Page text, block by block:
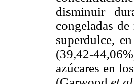
disminuir
congeladas
superdulce,
(39,42-
azúcares en